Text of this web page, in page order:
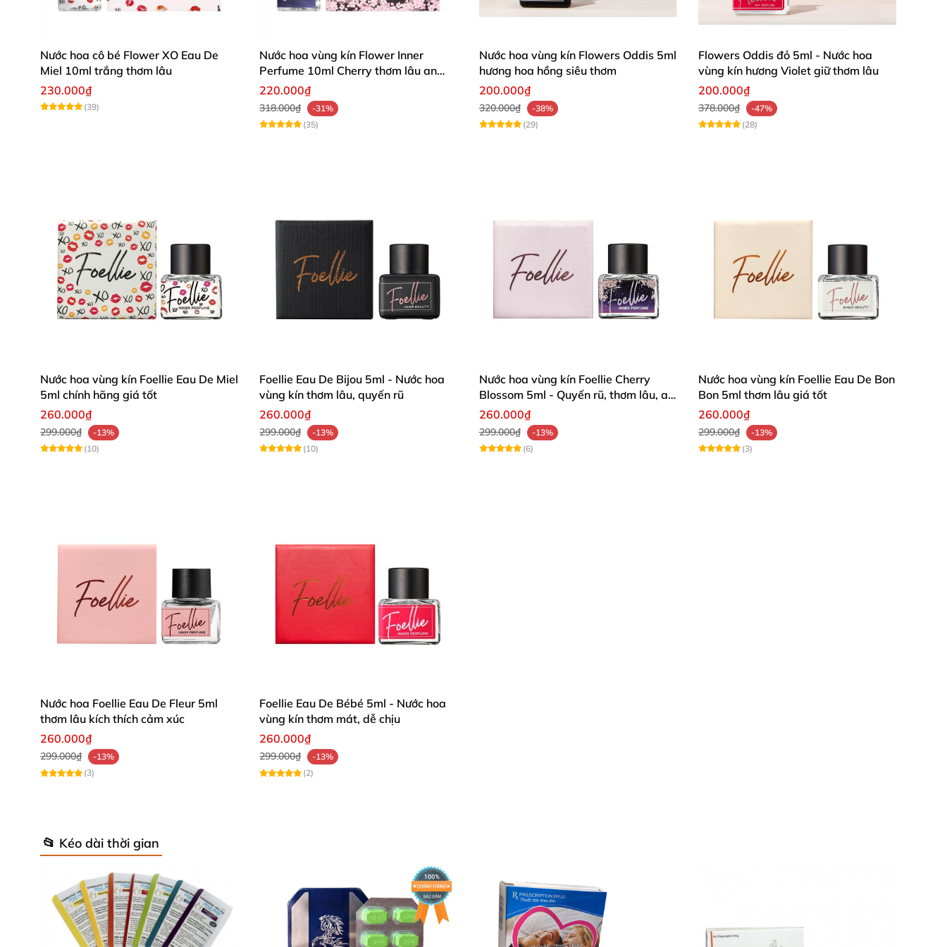
Nước hoa cô bé Flower XO Eau De
Miel 10ml trắng thơm lâu
230.000₫
(39)
Nước hoa vùng kín Flower Inner
Perfume 10ml Cherry thơm lâu an
toàn
220.000₫
318.000₫
-31%
(35)
Nước hoa vùng kín Flowers Oddis 5ml
hương hoa hồng siêu thơm
200.000₫
320.000₫
-38%
(29)
Flowers Oddis đỏ 5ml - Nước hoa
vùng kín hương Violet giữ thơm lâu
200.000₫
378.000₫
-47%
(28)
Nước hoa vùng kín Foellie Eau De Miel
5ml chính hãng giá tốt
260.000₫
299.000₫
-13%
(10)
Foellie Eau De Bijou 5ml - Nước hoa
vùng kín thơm lâu, quyến rũ
260.000₫
299.000₫
-13%
(10)
Nước hoa vùng kín Foellie Cherry
Blossom 5ml - Quyến rũ, thơm lâu, an
toàn
260.000₫
299.000₫
-13%
(6)
Nước hoa vùng kín Foellie Eau De Bon
Bon 5ml thơm lâu giá tốt
260.000₫
299.000₫
-13%
(3)
Nước hoa Foellie Eau De Fleur 5ml
thơm lâu kích thích cảm xúc
260.000₫
299.000₫
-13%
(3)
Foellie Eau De Bébé 5ml - Nước hoa
vùng kín thơm mát, dễ chịu
260.000₫
299.000₫
-13%
(2)
📂 Kéo dài thời gian